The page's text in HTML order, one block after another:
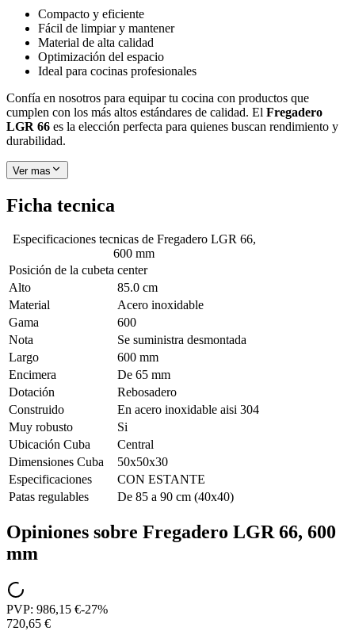
Compacto y eficiente
Fácil de limpiar y mantener
Material de alta calidad
Optimización del espacio
Ideal para cocinas profesionales
Confía en nosotros para equipar tu cocina con productos que
cumplen con los más altos estándares de calidad. El Fregadero
LGR 66 es la elección perfecta para quienes buscan rendimiento y
durabilidad.
Ver mas
Ficha tecnica
Especificaciones tecnicas de Fregadero LGR 66,
600 mm
Posición de la cubeta center
Alto
85.0 cm
Material
Acero inoxidable
Gama
600
Nota
Se suministra desmontada
Largo
600 mm
Encimera
De 65 mm
Dotación
Rebosadero
Construido
En acero inoxidable aisi 304
Muy robusto
Si
Ubicación Cuba
Central
Dimensiones Cuba
50x50x30
Especificaciones
CON ESTANTE
Patas regulables
De 85 a 90 cm (40x40)
Opiniones sobre Fregadero LGR 66, 600
mm
PVP: 986,15 €-27%
720,65 €